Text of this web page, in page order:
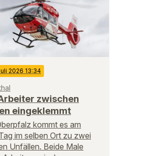
2026 13:34
zwischen
eingeklemmt
kommt es am
im selben Ort zu zwei
Unfällen. Beide Male